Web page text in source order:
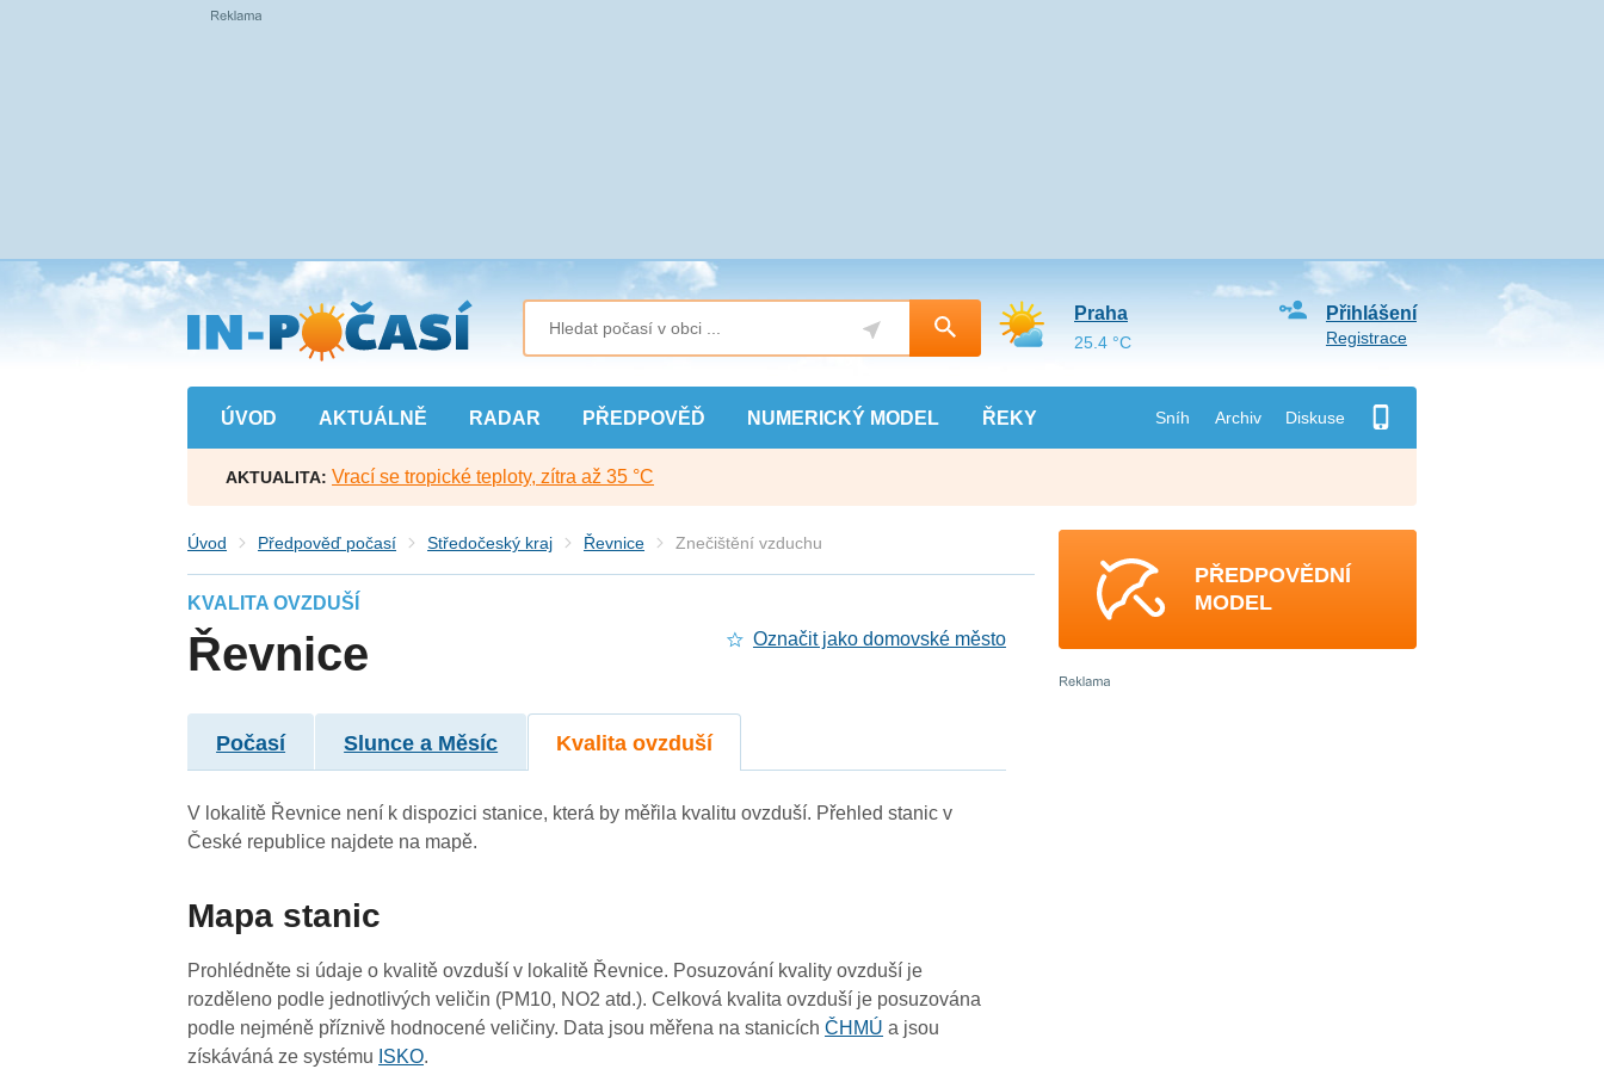
Přejít
na
hlavní
obsah
ÚVOD AKTUÁLNĚ RADAR PŘEDPOVĚĎ NUMERICKÝ MODEL ŘEKY Sníh Archiv Diskuse
Přihlášení
Registrace
Praha
25.4 °C
AKTUALITA: Vrací se tropické teploty, zítra až 35 °C
Úvod Předpověď počasí Středočeský kraj Řevnice Znečištění vzduchu
KVALITA OVZDUŠÍ
Řevnice Označit jako domovské město
Počasí Slunce a Měsíc Kvalita ovzduší
V lokalitě Řevnice není k dispozici stanice, která by měřila kvalitu ovzduší. Přehled stanic v
České republice najdete na mapě.
Mapa stanic
Prohlédněte si údaje o kvalitě ovzduší v lokalitě Řevnice. Posuzování kvality ovzduší je
rozděleno podle jednotlivých veličin (PM10, NO2 atd.). Celková kvalita ovzduší je posuzována
podle nejméně příznivě hodnocené veličiny. Data jsou měřena na stanicíchČHMÚ a jsou
získáváná ze systému ISKO.
33
3
3
3
3
3
3
3
4
3
PŘEDPOVĚDNÍ
MODEL